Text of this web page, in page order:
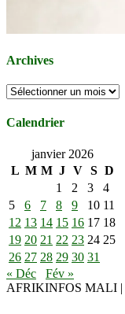
Archives
Archives
Calendrier
janvier 2026
L M M J V S D
1
2 3
4
5
6 7 8 9 10 11
12 13 14 15 16 17 18
19 20 21 22 23 24 25
26 27 28 29 30 31
« Déc
Fév »
AFRIKINFOS MALI |